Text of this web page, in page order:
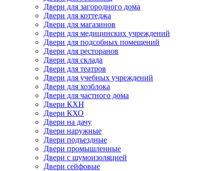
Двери для загородного дома
Двери для коттеджа
Двери для магазинов
Двери для медицинских учреждений
Двери для подсобных помещений
Двери для ресторанов
Двери для склада
Двери для театров
Двери для учебных учреждений
Двери для хозблока
Двери для частного дома
Двери КХН
Двери КХО
Двери на дачу
Двери наружные
Двери подъездные
Двери промышленные
Двери с шумоизоляцией
Двери сейфовые